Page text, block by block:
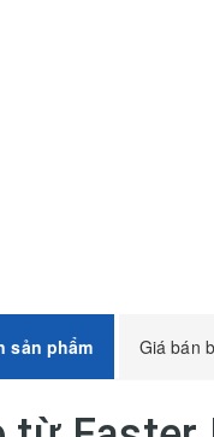
sản phẩm Giá bán